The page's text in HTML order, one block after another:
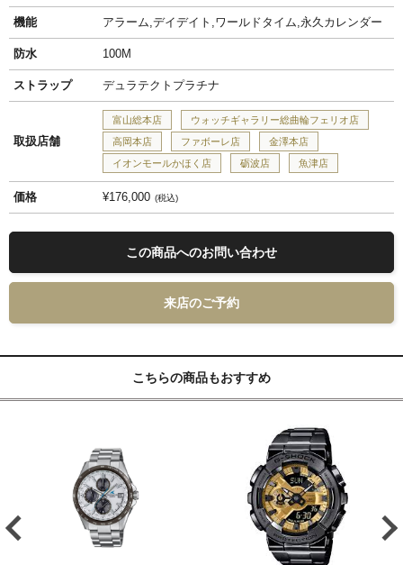
機能 アラーム,デイデイト,ワールドタイム,永久カレンダー
防水 100M
ストラップ デュラテクトプラチナ
取扱店舗
富山総本店
ウォッチギャラリー総曲輪フェリオ店
高岡本店
ファボーレ店
金澤本店
イオンモールかほく店
砺波店 魚津店
価格 ¥176,000 税込
この商品へのお問い合わせ
来店のご予約
こちらの商品もおすすめ